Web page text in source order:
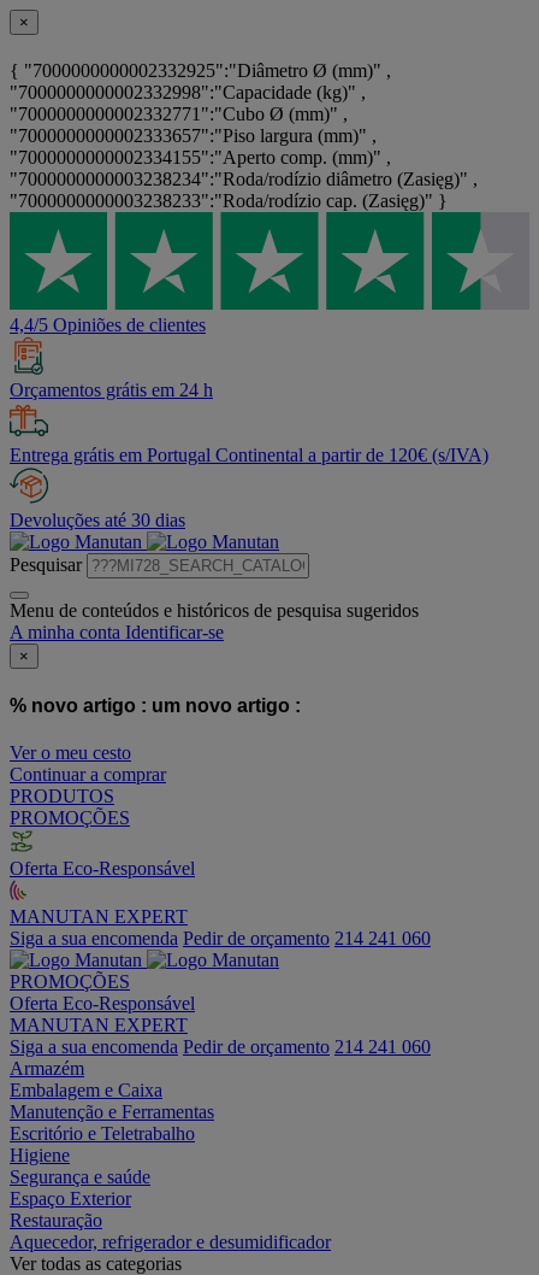
×
{ "7000000000002332925":"Diâmetro Ø (mm)" ,
"7000000000002332998":"Capacidade (kg)" ,
"7000000000002332771":"Cubo Ø (mm)" ,
"7000000000002333657":"Piso largura (mm)" ,
"7000000000002334155":"Aperto comp. (mm)" ,
"7000000000003238234":"Roda/rodízio diâmetro (Zasięg)" ,
"7000000000003238233":"Roda/rodízio cap. (Zasięg)" }
4,4/5 Opiniões de clientes
Orçamentos grátis em 24 h
Entrega grátis em Portugal Continental a partir de 120€ (s/IVA)
Devoluções até 30 dias
Pesquisar
Menu de conteúdos e históricos de pesquisa sugeridos
A minha conta Identificar-se
×
% novo artigo : um novo artigo :
Ver o meu cesto
Continuar a comprar
PRODUTOS
PROMOÇÕES
Oferta Eco-Responsável
MANUTAN EXPERT
Siga a sua encomenda Pedir de orçamento 214 241 060
PROMOÇÕES
Oferta Eco-Responsável
MANUTAN EXPERT
Siga a sua encomenda Pedir de orçamento 214 241 060
Armazém
Embalagem e Caixa
Manutenção e Ferramentas
Escritório e Teletrabalho
Higiene
Segurança e saúde
Espaço Exterior
Restauração
Aquecedor, refrigerador e desumidificador
Ver todas as categorias